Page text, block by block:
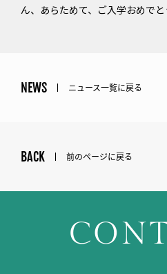
ん、あらためて、ご入学おめでと
NEWS ニュース一覧に戻る
BACK 前のページに戻る